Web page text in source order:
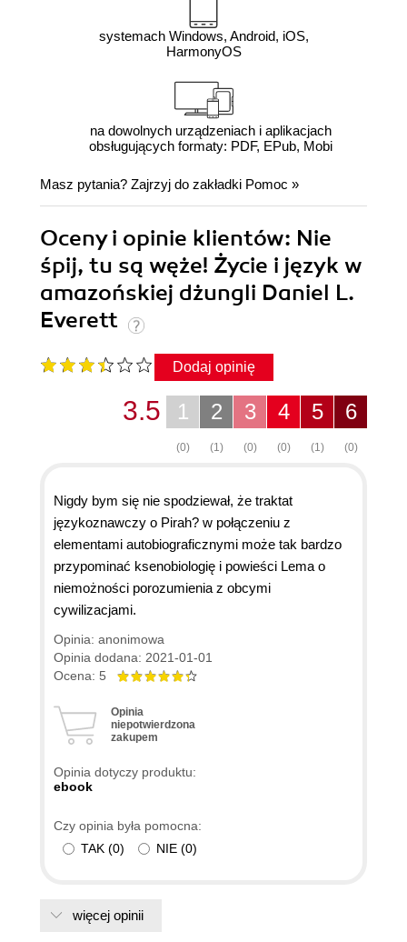
systemach Windows, Android, iOS,
HarmonyOS
na dowolnych urządzeniach i aplikacjach
obsługujących formaty: PDF, EPub, Mobi
Masz pytania? Zajrzyj do zakładki Pomoc »
Oceny i opinie klientów: Nie
śpij, tu są węże! Życie i język w
amazońskiej dżungli Daniel L.
Everett
Dodaj opinię
6
(0)
5
(1)
4
(0)
3
(0)
2
(1)
1
(0)
3.5
Nigdy bym się nie spodziewał, że traktat
językoznawczy o Pirah? w połączeniu z
elementami autobiograficznymi może tak bardzo
przypominać ksenobiologię i powieści Lema o
niemożności porozumienia z obcymi
cywilizacjami.
Opinia: anonimowa
Opinia dodana: 2021-01-01
Ocena: 5
Opinia
niepotwierdzona
zakupem
Opinia dotyczy produktu:
ebook
Czy opinia była pomocna:
TAK (0) NIE (0)
więcej opinii